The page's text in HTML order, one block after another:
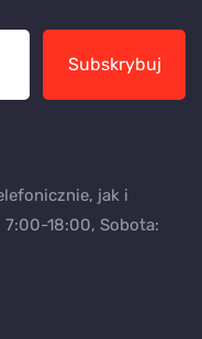
Subskrybuj
jak i
7:00-18:00, Sobota: